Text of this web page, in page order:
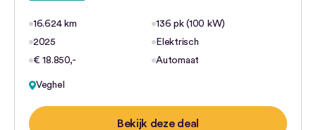
16.624 km
136 pk (100 kW)
2025
Elektrisch
€ 18.850,-
Automaat
Veghel
Bekijk deze deal